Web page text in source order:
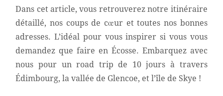
Dans cet article, vous retrouverez notre itinéraire
détaillé, nos coups de cœur et toutes nos bonnes
adresses. L’idéal pour vous inspirer si vous vous
demandez que faire en Écosse. Embarquez avec
nous pour un road trip de 10 jours à travers
Édimbourg, la vallée de Glencoe, et l’île de Skye !